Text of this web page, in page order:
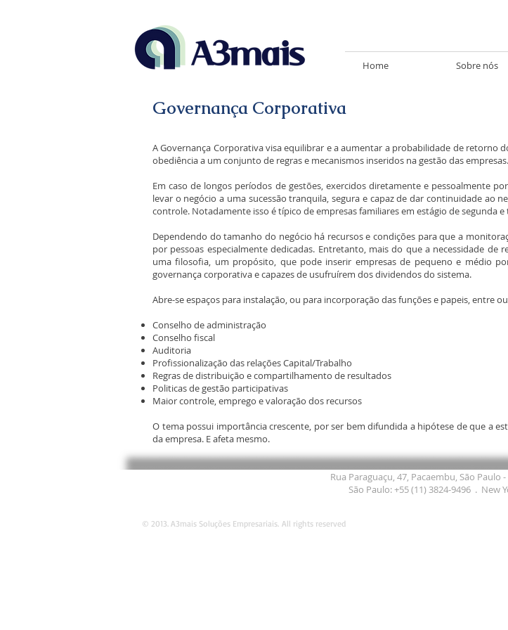
Governança Corporativa
A Governança Corporativa visa equilibrar e a aumentar a probabilidade de retorno
obediência a um conjunto de regras e mecanismos inseridos na gestão das empresas.
Em caso de longos períodos de gestões, exercidos diretamente e pessoalmente
levar o negócio a uma sucessão tranquila, segura e capaz de dar continuidade ao
controle. Notadamente isso é típico de empresas familiares em estágio de segunda e
Dependendo do tamanho do negócio há recursos e condições para que a
por pessoas especialmente dedicadas. Entretanto, mais do que a necessidade de
uma filosofia, um propósito, que pode inserir empresas de pequeno e médio
governança corporativa e capazes de usufruírem dos dividendos do sistema.
Abre-se espaços para instalação, ou para incorporação das funções e papeis, entre
Conselho de administração
Conselho fiscal
Auditoria
Profissionalização das relações Capital/Trabalho
Regras de distribuição e compartilhamento de resultados
Politicas de gestão participativas
Maior controle, emprego e valoração dos recursos
O tema possui importância crescente, por ser bem difundida a hipótese de que a
da empresa. E afeta mesmo.
Sobre nós
Home
© 2013. A3mais Soluções Empresariais. All rights reserved
Rua Paraguaçu, 47, Pacaembu, São Paulo -
São Paulo: +55 (11) 3824-9496 . New